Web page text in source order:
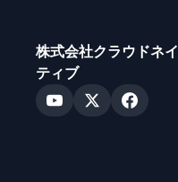
株式会社クラウドネイ
ティブ